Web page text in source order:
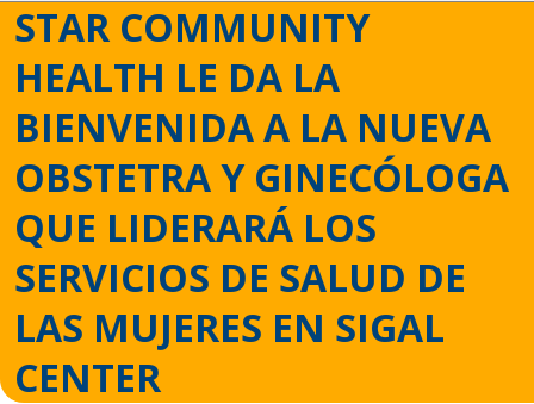
STAR COMMUNITY
HEALTH LE DA LA
BIENVENIDA A LA NUEVA
OBSTETRA Y GINECÓLOGA
QUE LIDERARÁ LOS
SERVICIOS DE SALUD DE
LAS MUJERES EN SIGAL
CENTER